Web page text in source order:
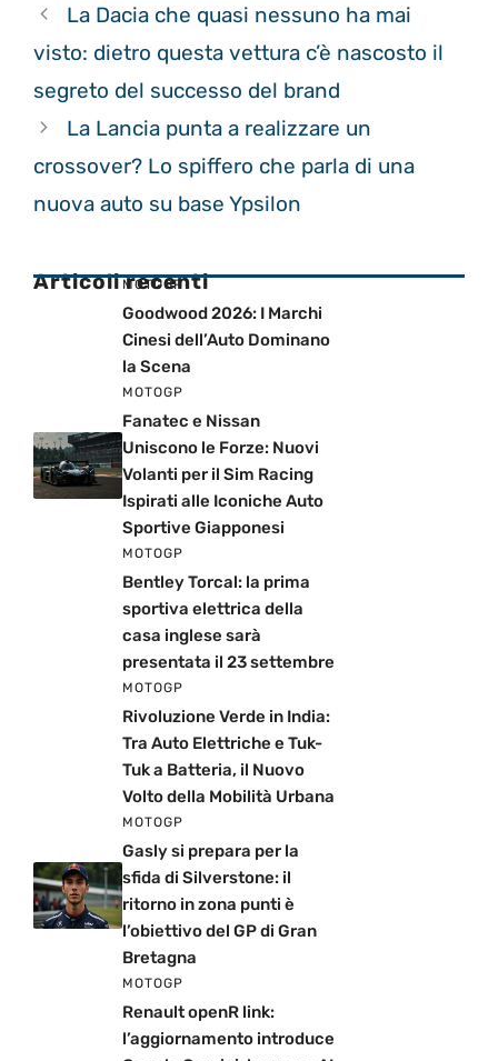
La Dacia che quasi nessuno ha mai
visto: dietro questa vettura c’è nascosto il
segreto del successo del brand
La Lancia punta a realizzare un
crossover? Lo spiffero che parla di una
nuova auto su base Ypsilon
Articoli recenti
MOTOGP
Goodwood 2026: I Marchi
Cinesi dell’Auto Dominano
la Scena
MOTOGP
Fanatec e Nissan
Uniscono le Forze: Nuovi
Volanti per il Sim Racing
Ispirati alle Iconiche Auto
Sportive Giapponesi
MOTOGP
Bentley Torcal: la prima
sportiva elettrica della
casa inglese sarà
presentata il 23 settembre
MOTOGP
Rivoluzione Verde in India:
Tra Auto Elettriche e Tuk-
Tuk a Batteria, il Nuovo
Volto della Mobilità Urbana
MOTOGP
Gasly si prepara per la
sfida di Silverstone: il
ritorno in zona punti è
l’obiettivo del GP di Gran
Bretagna
MOTOGP
Renault openR link:
l’aggiornamento introduce